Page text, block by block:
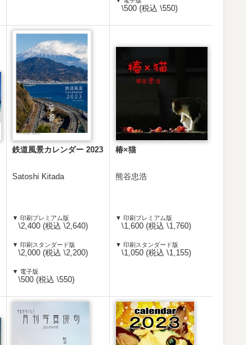
\500 (税込 \550)
鉄道風景カレンダー 2023
Satoshi Kitada
▼ 印刷プレミアム版
\2,400 (税込 \2,640)
▼ 印刷スタンダード版
\2,000 (税込 \2,200)
▼ 電子版
\500 (税込 \550)
椿×猫
熊谷忠浩
▼ 印刷プレミアム版
\1,600 (税込 \1,760)
▼ 印刷スタンダード版
\1,050 (税込 \1,155)